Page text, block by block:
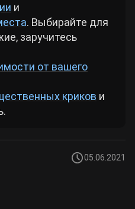
и
. Выбирайте для
заручитесь
от вашего
криков и
05.06.2021